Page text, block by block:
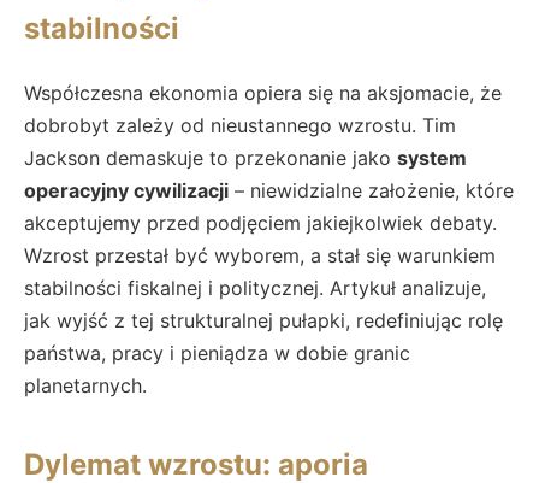
stabilności
Współczesna ekonomia opiera się na aksjomacie, że
dobrobyt zależy od nieustannego wzrostu. Tim
Jackson demaskuje to przekonanie jako system
operacyjny cywilizacji – niewidzialne założenie, które
akceptujemy przed podjęciem jakiejkolwiek debaty.
Wzrost przestał być wyborem, a stał się warunkiem
stabilności fiskalnej i politycznej. Artykuł analizuje,
jak wyjść z tej strukturalnej pułapki, redefiniując rolę
państwa, pracy i pieniądza w dobie granic
planetarnych.
Dylemat wzrostu: aporia